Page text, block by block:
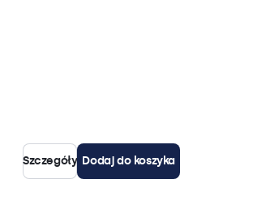
Szczegóły Dodaj do koszyka